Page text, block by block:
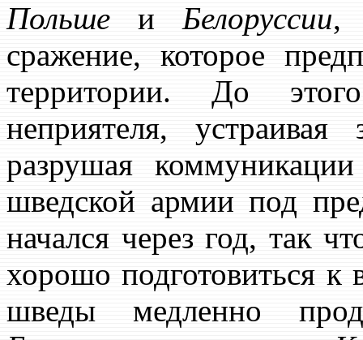
Польше иБелоруссии,
сражение, которое
территории. До
неприятеля,
разрушая
шведской армии под
начался через год, так
хорошо подготовиться
шведы медленно